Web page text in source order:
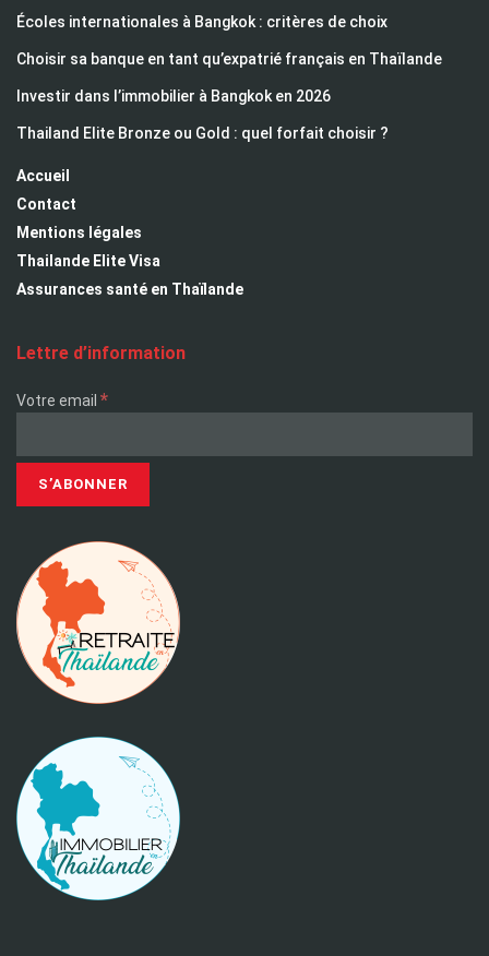
Écoles internationales à Bangkok : critères de choix
Choisir sa banque en tant qu’expatrié français en Thaïlande
Investir dans l’immobilier à Bangkok en 2026
Thailand Elite Bronze ou Gold : quel forfait choisir ?
Accueil
Contact
Mentions légales
Thailande Elite Visa
Assurances santé en Thaïlande
Lettre d’information
Votre email *